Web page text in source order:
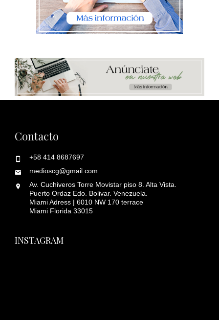
Contacto
+58 414 8687697
medioscg@gmail.com
Av. Cuchiveros Torre Movistar piso 8. Alta Vista.
Puerto Ordaz Edo. Bolivar. Venezuela.
Miami Adress | 6010 NW 170 terrace
Miami Florida 33015
INSTAGRAM